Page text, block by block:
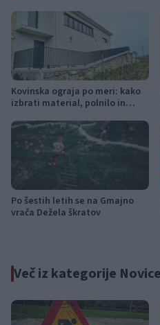
Kovinska ograja po meri: kako
izbrati material, polnilo in
Po šestih letih se na Gmajno
vrača Dežela škratov
Več iz kategorije Novice